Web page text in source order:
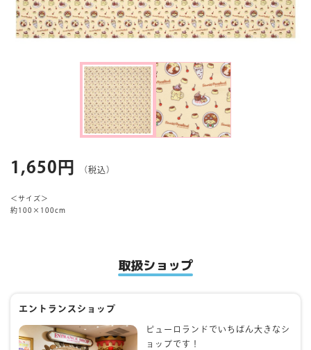
1,650円 （税込）
＜サイズ＞
約100×100cm
取扱ショップ
エントランスショップ
ピューロランドでいちばん大きなシ
ョップです！